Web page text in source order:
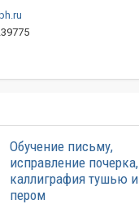
Обучение письму,
исправление почерка,
каллиграфия тушью и
пером